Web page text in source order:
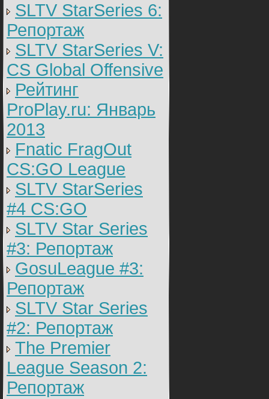
SLTV StarSeries 6:
Репортаж
SLTV StarSeries V:
CS Global Offensive
Рейтинг
ProPlay.ru: Январь
2013
Fnatic FragOut
CS:GO League
SLTV StarSeries
#4 CS:GO
SLTV Star Series
#3: Репортаж
GosuLeague #3:
Репортаж
SLTV Star Series
#2: Репортаж
The Premier
League Season 2:
Репортаж